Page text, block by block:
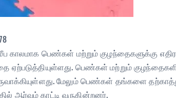
காலமாக பெண்கள் மற்றும் குழந்தைகளுக்கு
ஏற்படுத்தியுள்ளது. பெண்கள் மற்றும்
மேலும் பெண்கள் தங்களை
ஆர்வம் காட்டி வருகின்றனர்.